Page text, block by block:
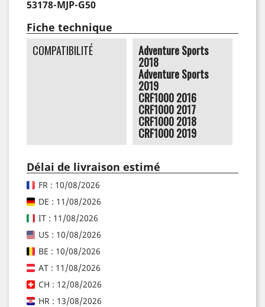
53178-MJP-G50
Fiche technique
COMPATIBILITÉ Adventure Sports
2018
Adventure Sports
2019
CRF1000 2016
CRF1000 2017
CRF1000 2018
CRF1000 2019
Délai de livraison estimé
FR : 10/08/2026
DE : 11/08/2026
IT : 11/08/2026
US : 10/08/2026
BE : 10/08/2026
AT : 11/08/2026
CH : 12/08/2026
HR : 13/08/2026